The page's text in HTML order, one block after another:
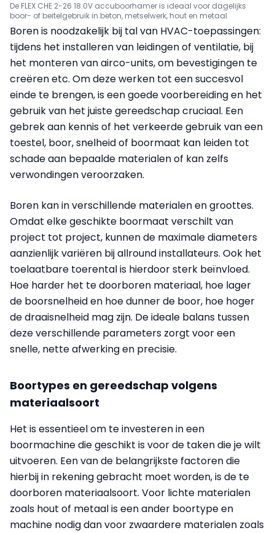
De FLEX CHE 2-26 18.0V accuboorhamer is ideaal voor dagelijks
boor- of beitelgebruik in beton, metselwerk, hout en metaal
Boren is noodzakelijk bij tal van HVAC-toepassingen:
tijdens het installeren van leidingen of ventilatie, bij
het monteren van airco-units, om bevestigingen te
creëren etc. Om deze werken tot een succesvol
einde te brengen, is een goede voorbereiding en het
gebruik van het juiste gereedschap cruciaal. Een
gebrek aan kennis of het verkeerde gebruik van een
toestel, boor, snelheid of boormaat kan leiden tot
schade aan bepaalde materialen of kan zelfs
verwondingen veroorzaken.
Boren kan in verschillende materialen en groottes.
Omdat elke geschikte boormaat verschilt van
project tot project, kunnen de maximale diameters
aanzienlijk variëren bij allround installateurs. Ook het
toelaatbare toerental is hierdoor sterk beïnvloed.
Hoe harder het te doorboren materiaal, hoe lager
de boorsnelheid en hoe dunner de boor, hoe hoger
de draaisnelheid mag zijn. De ideale balans tussen
deze verschillende parameters zorgt voor een
snelle, nette afwerking en precisie.
Boortypes en gereedschap volgens
materiaalsoort
Het is essentieel om te investeren in een
boormachine die geschikt is voor de taken die je wilt
uitvoeren. Een van de belangrijkste factoren die
hierbij in rekening gebracht moet worden, is de te
doorboren materiaalsoort. Voor lichte materialen
zoals hout of metaal is een ander boortype en
machine nodig dan voor zwaardere materialen zoals